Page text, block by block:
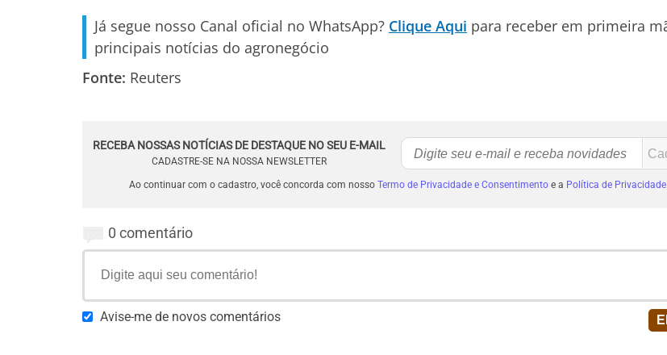
Já segue nosso Canal oficial no WhatsApp? Clique Aqui para receber em primeira
principais notícias do agronegócio
Fonte: Reuters
RECEBA NOSSAS NOTÍCIAS DE DESTAQUE NO SEU E-MAIL
CADASTRE-SE NA NOSSA NEWSLETTER
Ao continuar com o cadastro, você concorda com nosso Termo de Privacidade e Consentimentoe a Política de Privacidade.
0 comentário
Avise-me de novos comentários